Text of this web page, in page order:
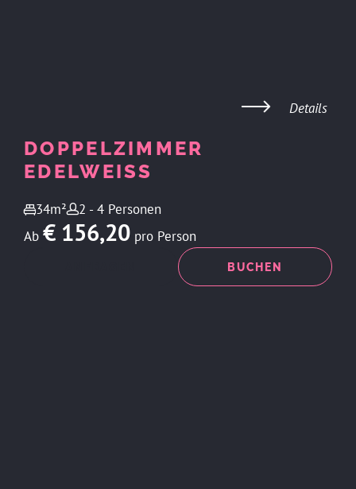
DOPPELZIMMER
EDELWEISS
34m²
2 - 4 Personen
Ab € 156,20 pro Person
BUCHEN
Details